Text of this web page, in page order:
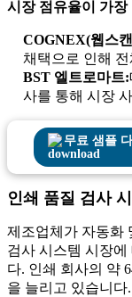
시장 점유율이 가장
COGNEX(웹스
채택으로 인해
BST 엘트로마트:
사를 통해 시장
무료 샘플
인쇄 품질 검사
제조업체가 자동화
검사 시스템 시장에
다. 인쇄 회사의 약
을 늘리고 있습니다